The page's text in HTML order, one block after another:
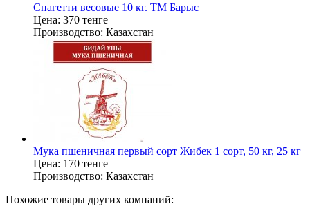
Спагетти весовые 10 кг. ТМ Барыс
Цена: 370 тенге
Производство: Казахстан
Мука пшеничная первый сорт Жибек 1 сорт, 50 кг, 25 кг
Цена: 170 тенге
Производство: Казахстан
Похожие товары других компаний: